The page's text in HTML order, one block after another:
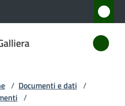
/ Documenti e dati /
/